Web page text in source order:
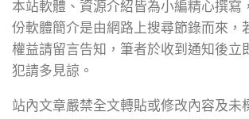
本站軟體、資源介紹皆為小編精心撰寫
份軟體簡介是由網路上搜尋節錄而來，
權益請留言告知，筆者於收到通知後立
犯請多見諒。
站內文章嚴禁全文轉貼或修改內容及未